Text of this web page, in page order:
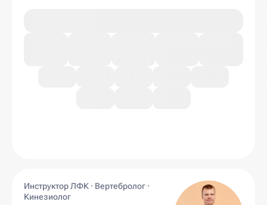
Инструктор ЛФК · Вертебролог ·
Кинезиолог